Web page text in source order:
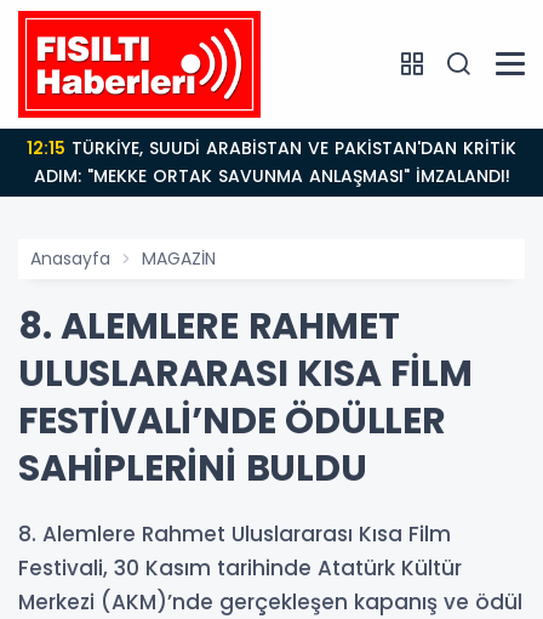
14:21BAKAN GÜRLEK’TEN TİGAD ÇALIŞTAYINDA Çarpıcı
AÇIKLAMALAR: "Pazar Günü Yeni Bir Aydınlığa
Uyanacağız"
Anasayfa MAGAZİN
8. ALEMLERE RAHMET
ULUSLARARASI KISA FİLM
FESTİVALİ’NDE ÖDÜLLER
SAHİPLERİNİ BULDU
8. Alemlere Rahmet Uluslararası Kısa Film
Festivali, 30 Kasım tarihinde Atatürk Kültür
Merkezi (AKM)’nde gerçekleşen kapanış ve ödül